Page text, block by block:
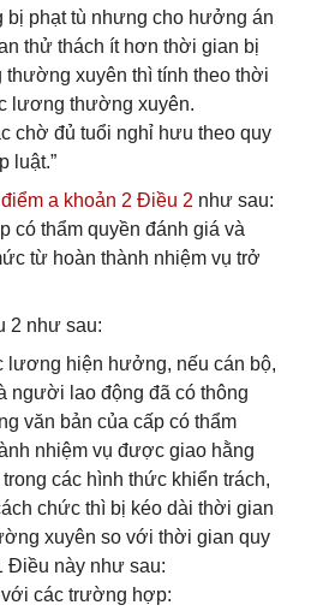
phạt tù nhưng cho hưởng án
thử thách ít hơn thời gian bị
xuyên thì tính theo thời
lương thường xuyên.
chờ đủ tuổi nghỉ hưu theo quy
luật.”
điểm a khoản 2 Điều 2 như sau:
có thẩm quyền đánh giá và
từ hoàn thành nhiệm vụ trở
2 như sau:
lương hiện hưởng, nếu cán bộ,
người lao động đã có thông
văn bản của cấp có thẩm
nhiệm vụ được giao hằng
các hình thức khiển trách,
chức thì bị kéo dài thời gian
xuyên so với thời gian quy
Điều này như sau:
các trường hợp: